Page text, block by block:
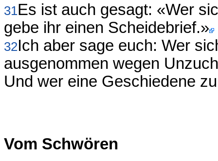
31Es ist auch gesagt: «Wer
gebe ihr einen Scheidebrief.»
32Ich aber sage euch: Wer
ausgenommen wegen
Und wer eine Geschiedene
Vom Schwören